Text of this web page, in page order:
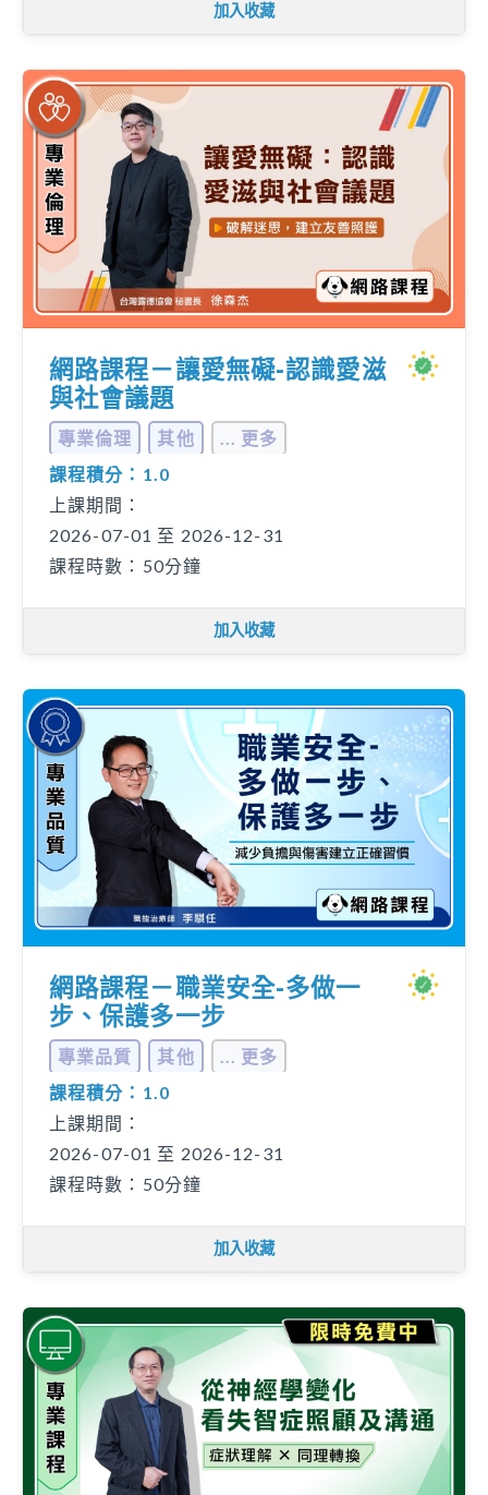
加入收藏
網路課程－讓愛無礙-認識愛滋
與社會議題
專業倫理 其他
... 更多
課程積分：1.0
上課期間：
2026-07-01 至 2026-12-31
課程時數：50分鐘
加入收藏
網路課程－職業安全-多做一
步、保護多一步
專業品質 其他
... 更多
課程積分：1.0
上課期間：
2026-07-01 至 2026-12-31
課程時數：50分鐘
加入收藏